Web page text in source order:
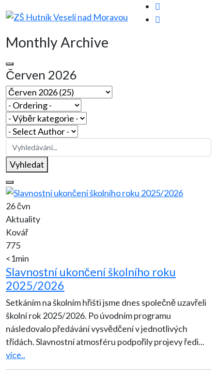
Monthly Archive
Červen 2026
Vyhledat
26 čvn
Aktuality
Kovář
775
<1min
Slavnostní ukončení školního roku
2025/2026
Setkáním na školním hřišti jsme dnes společně uzavřeli
školní rok 2025/2026. Po úvodním programu
následovalo předávání vysvědčení v jednotlivých
třídách. Slavnostní atmosféru podpořily projevy ředi...
více..